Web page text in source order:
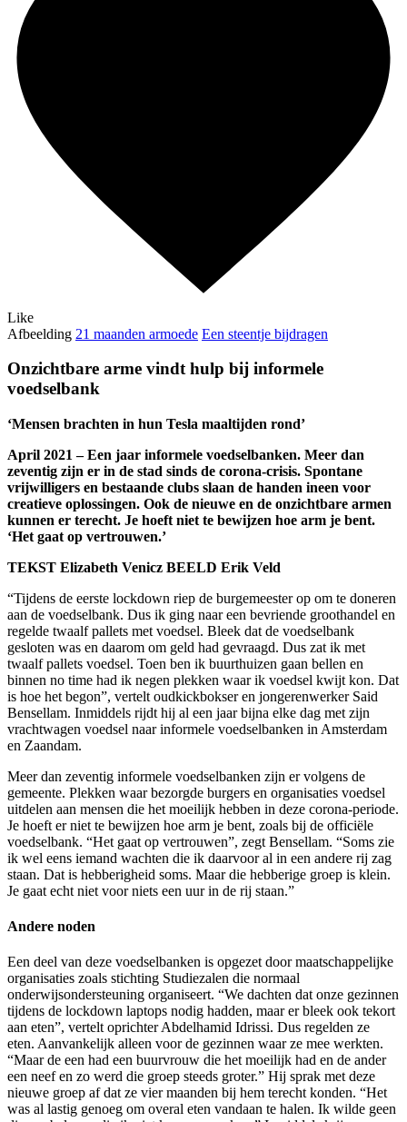
Like
Afbeelding 21 maanden armoede Een steentje bijdragen
Onzichtbare arme vindt hulp bij informele
voedselbank
‘Mensen brachten in hun Tesla maaltijden rond’
April 2021 – Een jaar informele voedselbanken. Meer dan
zeventig zijn er in de stad sinds de corona-crisis. Spontane
vrijwilligers en bestaande clubs slaan de handen ineen voor
creatieve oplossingen. Ook de nieuwe en de onzichtbare armen
kunnen er terecht. Je hoeft niet te bewijzen hoe arm je bent.
‘Het gaat op vertrouwen.’
TEKST Elizabeth Venicz BEELD Erik Veld
“Tijdens de eerste lockdown riep de burgemeester op om te doneren
aan de voedselbank. Dus ik ging naar een bevriende groothandel en
regelde twaalf pallets met voedsel. Bleek dat de voedselbank
gesloten was en daarom om geld had gevraagd. Dus zat ik met
twaalf pallets voedsel. Toen ben ik buurthuizen gaan bellen en
binnen no time had ik negen plekken waar ik voedsel kwijt kon. Dat
is hoe het begon”, vertelt oudkickbokser en jongerenwerker Said
Bensellam. Inmiddels rijdt hij al een jaar bijna elke dag met zijn
vrachtwagen voedsel naar informele voedselbanken in Amsterdam
en Zaandam.
Meer dan zeventig informele voedselbanken zijn er volgens de
gemeente. Plekken waar bezorgde burgers en organisaties voedsel
uitdelen aan mensen die het moeilijk hebben in deze corona-periode.
Je hoeft er niet te bewijzen hoe arm je bent, zoals bij de officiële
voedselbank. “Het gaat op vertrouwen”, zegt Bensellam. “Soms zie
ik wel eens iemand wachten die ik daarvoor al in een andere rij zag
staan. Dat is hebberigheid soms. Maar die hebberige groep is klein.
Je gaat echt niet voor niets een uur in de rij staan.”
Andere noden
Een deel van deze voedselbanken is opgezet door maatschappelijke
organisaties zoals stichting Studiezalen die normaal
onderwijsondersteuning organiseert. “We dachten dat onze gezinnen
tijdens de lockdown laptops nodig hadden, maar er bleek ook tekort
aan eten”, vertelt oprichter Abdelhamid Idrissi. Dus regelden ze
eten. Aanvankelijk alleen voor de gezinnen waar ze mee werkten.
“Maar de een had een buurvrouw die het moeilijk had en de ander
een neef en zo werd die groep steeds groter.” Hij sprak met deze
nieuwe groep af dat ze vier maanden bij hem terecht konden. “Het
was al lastig genoeg om overal eten vandaan te halen. Ik wilde geen